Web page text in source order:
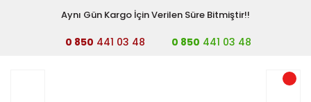
Aynı Gün Kargo İçin Verilen Süre Bitmiştir!!
0 850 441 03 48 0 850 441 03 48